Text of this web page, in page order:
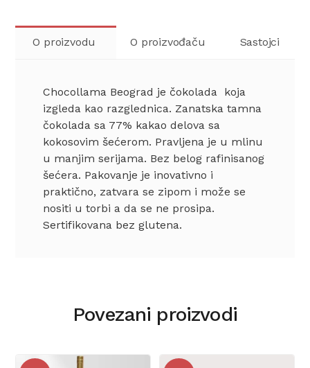
O proizvodu O proizvođaču Sastojci
Chocollama Beograd je čokolada koja
izgleda kao razglednica. Zanatska tamna
čokolada sa 77% kakao delova sa
kokosovim šećerom. Pravljena je u mlinu
u manjim serijama. Bez belog rafinisanog
šećera. Pakovanje je inovativno i
praktično, zatvara se zipom i može se
nositi u torbi a da se ne prosipa.
Sertifikovana bez glutena.
Povezani proizvodi